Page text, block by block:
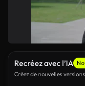
Recréez avec l’IA
Créez de nouvelles